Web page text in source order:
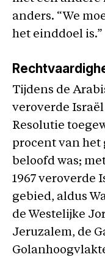
anders. “We
het einddoel is.”
Tijdens de
veroverde
Resolutie
procent van het
beloofd was;
1967 veroverde
gebied, aldus
de Westelijke
Jeruzalem, de